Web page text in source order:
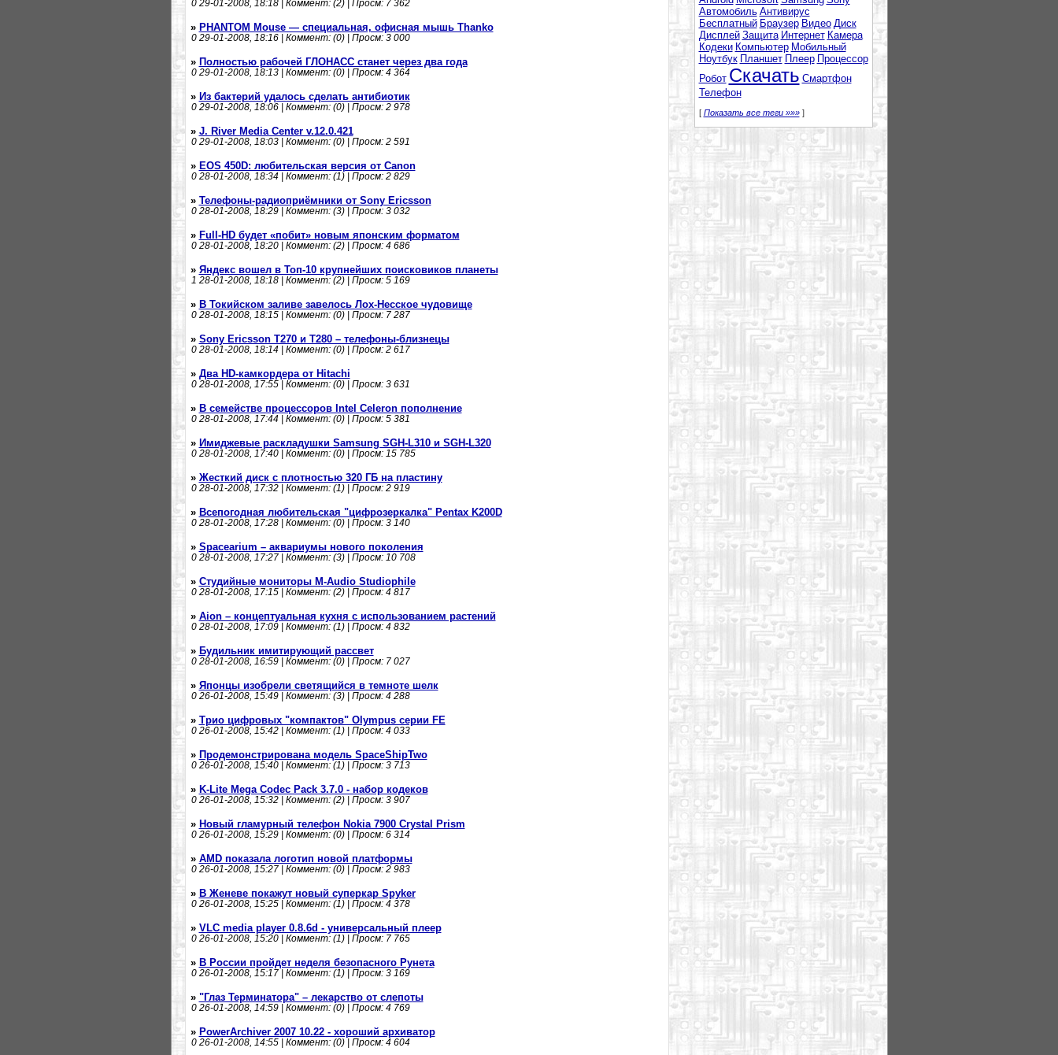
029-01-2008, 18:18 | Коммент: (2) | Просм: 7 362
» PHANTOM Mouse — специальная, офисная мышь Thanko
029-01-2008, 18:16 | Коммент: (0) | Просм: 3 000
» Полностью рабочей ГЛОНАСС станет через два года
029-01-2008, 18:13 | Коммент: (0) | Просм: 4 364
» Из бактерий удалось сделать антибиотик
029-01-2008, 18:06 | Коммент: (0) | Просм: 2 978
» J. River Media Center v.12.0.421
029-01-2008, 18:03 | Коммент: (0) | Просм: 2 591
» EOS 450D: любительская версия от Canon
028-01-2008, 18:34 | Коммент: (1) | Просм: 2 829
» Телефоны-радиоприёмники от Sony Ericsson
028-01-2008, 18:29 | Коммент: (3) | Просм: 3 032
» Full-HD будет «побит» новым японским форматом
028-01-2008, 18:20 | Коммент: (2) | Просм: 4 686
» Яндекс вошел в Топ-10 крупнейших поисковиков планеты
1 28-01-2008, 18:18 | Коммент: (2) | Просм: 5 169
» В Токийском заливе завелось Лох-Несское чудовище
028-01-2008, 18:15 | Коммент: (0) | Просм: 7 287
» Sony Ericsson T270 и T280 – телефоны-близнецы
028-01-2008, 18:14 | Коммент: (0) | Просм: 2 617
» Два HD-камкордера от Hitachi
028-01-2008, 17:55 | Коммент: (0) | Просм: 3 631
» В семействе процессоров Intel Celeron пополнение
028-01-2008, 17:44 | Коммент: (0) | Просм: 5 381
» Имиджевые раскладушки Samsung SGH-L310 и SGH-L320
028-01-2008, 17:40 | Коммент: (0) | Просм: 15 785
» Жесткий диск с плотностью 320 ГБ на пластину
028-01-2008, 17:32 | Коммент: (1) | Просм: 2 919
» Всепогодная любительская "цифрозеркалка" Pentax K200D
028-01-2008, 17:28 | Коммент: (0) | Просм: 3 140
» Spacearium – аквариумы нового поколения
028-01-2008, 17:27 | Коммент: (3) | Просм: 10 708
» Студийные мониторы M-Audio Studiophile
028-01-2008, 17:15 | Коммент: (2) | Просм: 4 817
» Aion – концептуальная кухня с использованием растений
028-01-2008, 17:09 | Коммент: (1) | Просм: 4 832
» Будильник имитирующий рассвет
028-01-2008, 16:59 | Коммент: (0) | Просм: 7 027
» Японцы изобрели светящийся в темноте шелк
026-01-2008, 15:49 | Коммент: (3) | Просм: 4 288
» Трио цифровых "компактов" Olympus серии FE
026-01-2008, 15:42 | Коммент: (1) | Просм: 4 033
» Продемонстрирована модель SpaceShipTwo
026-01-2008, 15:40 | Коммент: (1) | Просм: 3 713
» K-Lite Mega Codec Pack 3.7.0 - набор кодеков
026-01-2008, 15:32 | Коммент: (2) | Просм: 3 907
» Новый гламурный телефон Nokia 7900 Crystal Prism
026-01-2008, 15:29 | Коммент: (0) | Просм: 6 314
» AMD показала логотип новой платформы
026-01-2008, 15:27 | Коммент: (0) | Просм: 2 983
» В Женеве покажут новый суперкар Spyker
026-01-2008, 15:25 | Коммент: (1) | Просм: 4 378
» VLC media player 0.8.6d - универсальный плеер
026-01-2008, 15:20 | Коммент: (1) | Просм: 7 765
» В России пройдет неделя безопасного Рунета
026-01-2008, 15:17 | Коммент: (1) | Просм: 3 169
» "Глаз Терминатора" – лекарство от слепоты
026-01-2008, 14:59 | Коммент: (0) | Просм: 4 769
» PowerArchiver 2007 10.22 - хороший архиватор
026-01-2008, 14:55 | Коммент: (0) | Просм: 4 604
Автомобиль Антивирус
Бесплатный Браузер Видео Диск
Дисплей Защита Интернет Камера
Кодеки Компьютер Мобильный
Ноутбук Планшет Плеер Процессор
Робот Скачать Смартфон
Телефон
[ Показать все теги »»»]